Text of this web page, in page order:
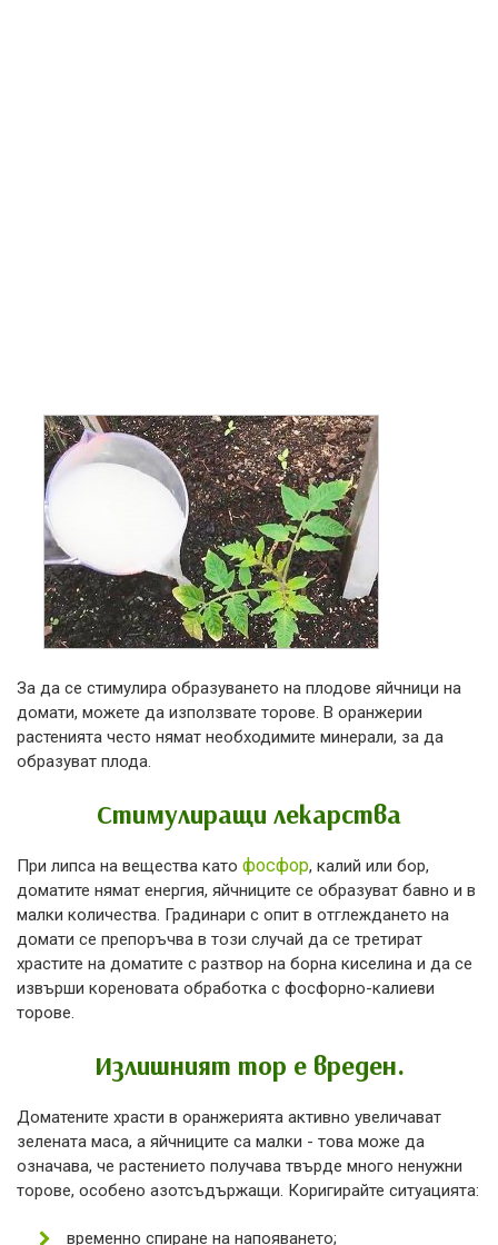
За да се стимулира образуването на плодове яйчници на
домати, можете да използвате торове. В оранжерии
растенията често нямат необходимите минерали, за да
образуват плода.
Стимулиращи лекарства
При липса на вещества като фосфор, калий или бор,
доматите нямат енергия, яйчниците се образуват бавно и в
малки количества. Градинари с опит в отглеждането на
домати се препоръчва в този случай да се третират
храстите на доматите с разтвор на борна киселина и да се
извърши кореновата обработка с фосфорно-калиеви
торове.
Излишният тор е вреден.
Доматените храсти в оранжерията активно увеличават
зелената маса, а яйчниците са малки - това може да
означава, че растението получава твърде много ненужни
торове, особено азотсъдържащи. Коригирайте ситуацията:
временно спиране на напояването;